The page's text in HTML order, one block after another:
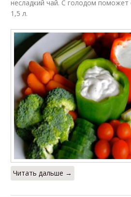
несладкий чай. С голодом поможет
1,5 л.
Читать дальше →